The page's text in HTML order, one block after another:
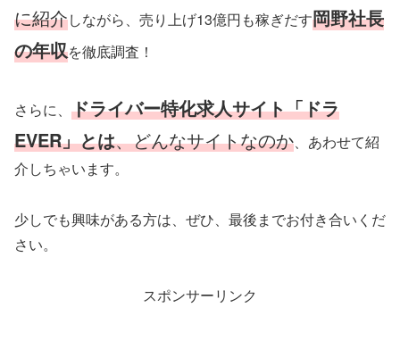
に紹介しながら、売り上げ13億円も稼ぎだす岡野社長
の年収を徹底調査！
さらに、 ドライバー特化求人サイト「ドラ
EVER」とは、どんなサイトなのか、あわせて紹
介しちゃいます。
少しでも興味がある方は、ぜひ、最後までお付き合いくだ
さい。
スポンサーリンク